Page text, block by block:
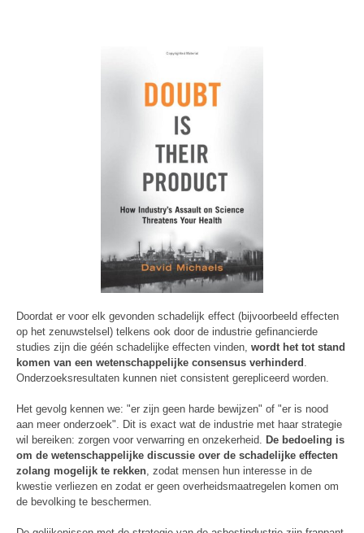
Doordat er voor elk gevonden schadelijk effect (bijvoorbeeld effecten
op het zenuwstelsel) telkens ook door de industrie gefinancierde
studies zijn die géén schadelijke effecten vinden, wordt het tot stand
komen van een wetenschappelijke consensus verhinderd
Onderzoeksresultaten kunnen niet consistent gerepliceerd worden.
Het gevolg kennen we: "er zijn geen harde bewijzen" of "er is nood
aan meer onderzoek". Dit is exact wat de industrie met haar strategie
wil bereiken: zorgen voor verwarring en onzekerheid. De bedoeling is
om de wetenschappelijke discussie over de schadelijke effecten
zolang mogelijk te rekken, zodat mensen hun interesse in de
kwestie verliezen en zodat er geen overheidsmaatregelen komen om
de bevolking te beschermen.